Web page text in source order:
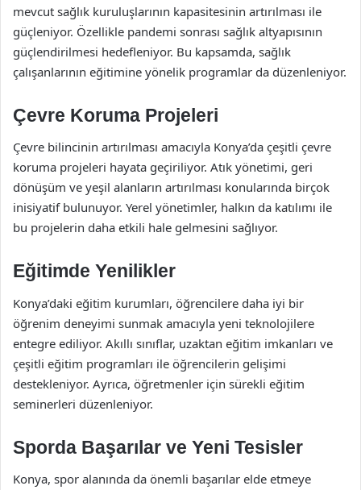
mevcut sağlık kuruluşlarının kapasitesinin artırılması ile
güçleniyor. Özellikle pandemi sonrası sağlık altyapısının
güçlendirilmesi hedefleniyor. Bu kapsamda, sağlık
çalışanlarının eğitimine yönelik programlar da düzenleniyor.
Çevre Koruma Projeleri
Çevre bilincinin artırılması amacıyla Konya’da çeşitli çevre
koruma projeleri hayata geçiriliyor. Atık yönetimi, geri
dönüşüm ve yeşil alanların artırılması konularında birçok
inisiyatif bulunuyor. Yerel yönetimler, halkın da katılımı ile
bu projelerin daha etkili hale gelmesini sağlıyor.
Eğitimde Yenilikler
Konya’daki eğitim kurumları, öğrencilere daha iyi bir
öğrenim deneyimi sunmak amacıyla yeni teknolojilere
entegre ediliyor. Akıllı sınıflar, uzaktan eğitim imkanları ve
çeşitli eğitim programları ile öğrencilerin gelişimi
destekleniyor. Ayrıca, öğretmenler için sürekli eğitim
seminerleri düzenleniyor.
Sporda Başarılar ve Yeni Tesisler
Konya, spor alanında da önemli başarılar elde etmeye